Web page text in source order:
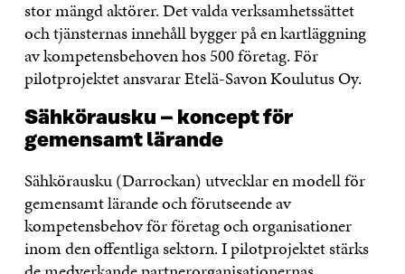
stor mängd aktörer. Det valda verksamhetssättet
och tjänsternas innehåll bygger på en kartläggning
av kompetensbehoven hos 500 företag. För
pilotprojektet ansvarar Etelä-Savon Koulutus Oy.
Sähkörausku – koncept för
gemensamt lärande
Sähkörausku (Darrockan) utvecklar en modell för
gemensamt lärande och förutseende av
kompetensbehov för företag och organisationer
inom den offentliga sektorn. I pilotprojektet stärks